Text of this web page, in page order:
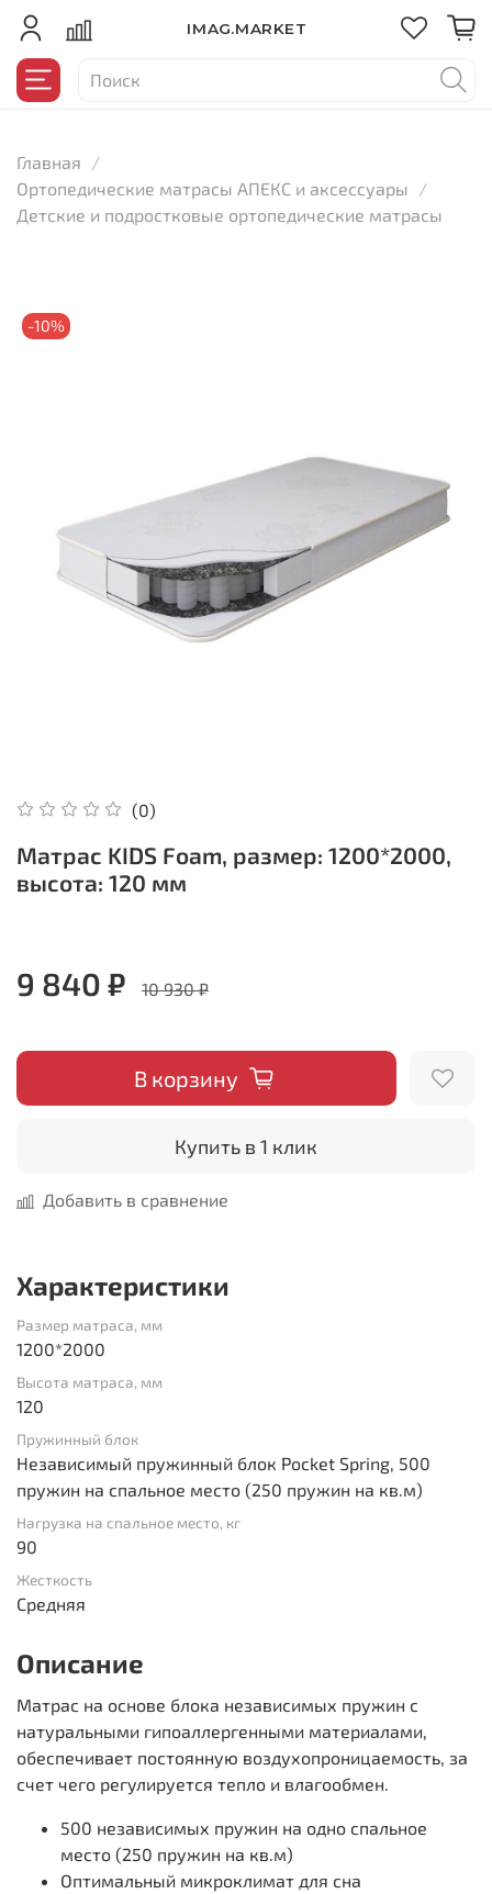
IMAG.MARKET
Главная
Ортопедические матрасы АПЕКС и аксессуары
Детские и подростковые ортопедические матрасы
-10%
(0)
Матрас KIDS Foam, размер: 1200*2000,
высота: 120 мм
9 840 ₽ 10 930 ₽
В корзину
Купить в 1 клик
Добавить в сравнение
Характеристики
Размер матраса, мм
1200*2000
Высота матраса, мм
120
Пружинный блок
Независимый пружинный блок Pocket Spring, 500
пружин на спальное место (250 пружин на кв.м)
Нагрузка на спальное место, кг
90
Жесткость
Средняя
Описание
Матрас на основе блока независимых пружин с
натуральными гипоаллергенными материалами,
обеспечивает постоянную воздухопроницаемость, за
счет чего регулируется тепло и влагообмен.
500 независимых пружин на одно спальное
место (250 пружин на кв.м)
Оптимальный микроклимат для сна